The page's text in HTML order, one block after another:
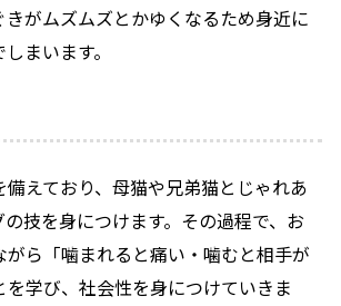
がムズムズとかゆくなるため身近に
まいます。
えており、母猫や兄弟猫とじゃれあ
技を身につけます。その過程で、お
ら「噛まれると痛い・噛むと相手が
学び、社会性を身につけていきま